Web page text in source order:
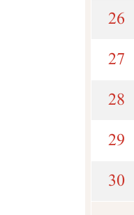
26
27
28
29
30